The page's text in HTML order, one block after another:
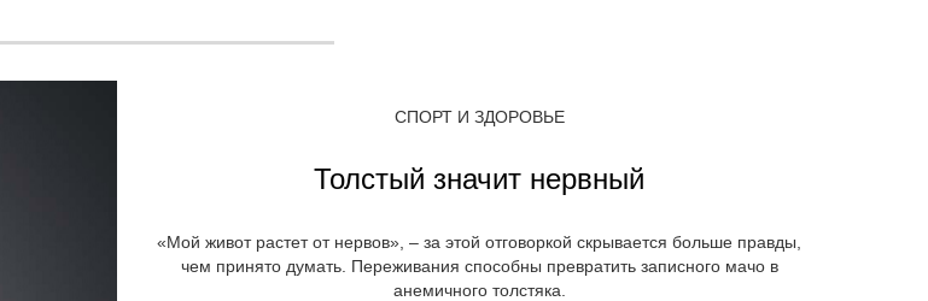
СПОРТ И ЗДОРОВЬЕ
Толстый значит нервный
«Мой живот растет от нервов», – за этой отговоркой скрывается больше правды,
чем принято думать. Переживания способны превратить записного мачо в
анемичного толстяка.